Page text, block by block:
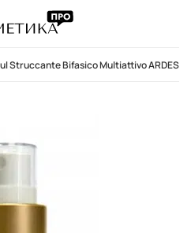
Struccante Bifasico Multiattivo ARDES